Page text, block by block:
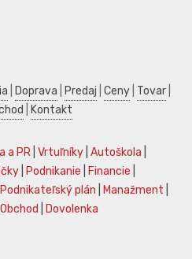
Doprava Predaj Ceny Tovar
Kontakt
a PR Vrtuľníky Autoškola
Podnikanie Financie
Podnikateľský plán Manažment
Obchod Dovolenka